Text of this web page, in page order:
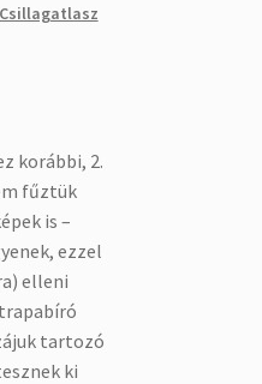
Csillagatlasz
korábbi, 2.
fűztük
is –
ezzel
elleni
tartozó
ki